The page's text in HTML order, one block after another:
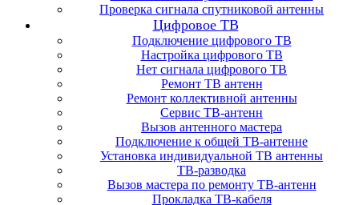
Проверка сигнала спутниковой антенны
Цифровое ТВ
Подключение цифрового ТВ
Настройка цифрового ТВ
Нет сигнала цифрового ТВ
Ремонт ТВ антенн
Ремонт коллективной антенны
Сервис ТВ-антенн
Вызов антенного мастера
Подключение к общей ТВ-антенне
Установка индивидуальной ТВ антенны
ТВ-разводка
Вызов мастера по ремонту ТВ-антенн
Прокладка ТВ-кабеля